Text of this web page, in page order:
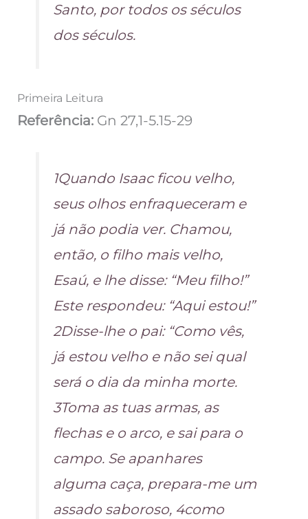
Santo, por todos os séculos
dos séculos.
Primeira Leitura
Referência: Gn 27,1-5.15-29
1Quando Isaac ficou velho,
seus olhos enfraqueceram e
já não podia ver. Chamou,
então, o filho mais velho,
Esaú, e lhe disse: “Meu filho!”
Este respondeu: “Aqui estou!”
2Disse-lhe o pai: “Como vês,
já estou velho e não sei qual
será o dia da minha morte.
3Toma as tuas armas, as
flechas e o arco, e sai para o
campo. Se apanhares
alguma caça, prepara-me um
assado saboroso, 4como